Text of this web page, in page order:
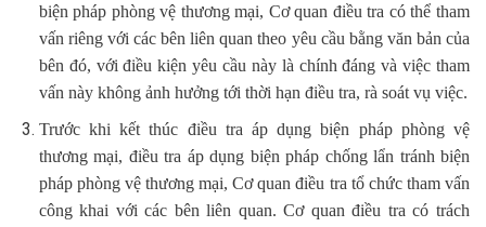
biện pháp phòng vệ thương mại, Cơ quan điều tra có thể tham
vấn riêng với các bên liên quan theo yêu cầu bằng văn bản của
bên đó, với điều kiện yêu cầu này là chính đáng và việc tham
vấn này không ảnh hưởng tới thời hạn điều tra, rà soát vụ việc.
Trước khi kết thúc điều tra áp dụng biện pháp phòng vệ
thương mại, điều tra áp dụng biện pháp chống lẩn tránh biện
pháp phòng vệ thương mại, Cơ quan điều tra tổ chức tham vấn
công khai với các bên liên quan. Cơ quan điều tra có trách